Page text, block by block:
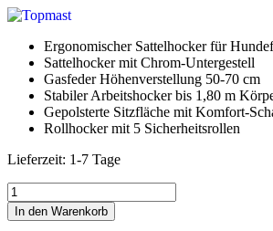
Ergonomischer Sattelhocker für
Sattelhocker mit Chrom-Untergestell
Gasfeder Höhenverstellung 50-70 cm
Stabiler Arbeitshocker bis 1,80 m
Gepolsterte Sitzfläche mit Komfort-
Rollhocker mit 5 Sicherheitsrollen
Lieferzeit: 1-7 Tage
Trimmstuhl
Noémie
Menge
In den Warenkorb